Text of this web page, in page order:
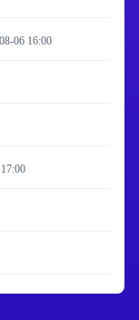
08-06 16:00